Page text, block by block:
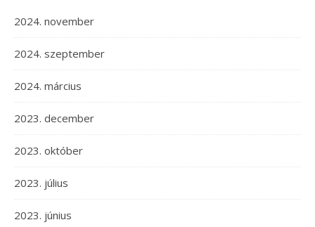
2024. november
2024. szeptember
2024. március
2023. december
2023. október
2023. július
2023. június